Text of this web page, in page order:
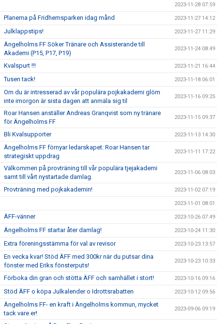
2023-11-28 07:59
Planerna på Fridhemsparken idag månd 2023-11-27 14:12
Julklappstips! 2023-11-27 11:29
Ängelholms FF Söker Tränare och Assisterande till
Akademi (P15, P17, P19)
2023-11-24 08:49
Kvalspurt !!! 2023-11-21 16:44
Tusen tack! 2023-11-18 06:01
Om du är intresserad av vår populära pojkakademi glöm
inte imorgon är sista dagen att anmäla sig til
2023-11-16 09:25
Roar Hansen anställer Andreas Granqvist som ny tränare
för Ängelholms FF
2023-11-15 09:37
Bli Kvalsupporter 2023-11-13 14:30
Ängelholms FF förnyar ledarskapet: Roar Hansen tar
strategiskt uppdrag
2023-11-11 17:22
Välkommen på provträning till vår populära tjejakademi
samt till vårt nystartade damlag.
2023-11-06 08:03
Provträning med pojkakademin! 2023-11-02 07:19
2023-11-01 08:01
ÄFF-vänner 2023-10-26 07:49
Ängelholms FF startar åter damlag! 2023-10-24 11:30
Extra föreningsstämma för val av revisor 2023-10-23 13:57
En vecka kvar! Stöd ÄFF med 300kr när du putsar dina
fönster med Eriks fönsterputs!
2023-10-23 10:33
Förboka din gran och stötta ÄFF och samhället i stort! 2023-10-16 09:16
Stöd ÄFF o köpa Julkalender o Idrottsrabatten 2023-10-12 09:56
Ängelholms FF- en kraft i Ängelholms kommun, mycket
tack vare er!
2023-09-06 09:19